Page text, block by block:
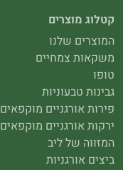
קטלוג מוצרים
המוצרים שלנו
משקאות צמחיים
טופו
גבינות טבעוניות
פירות אורגניים מוקפאים
ירקות אורגניים מוקפאים
המזווה של ליב
ביצים אורגניות